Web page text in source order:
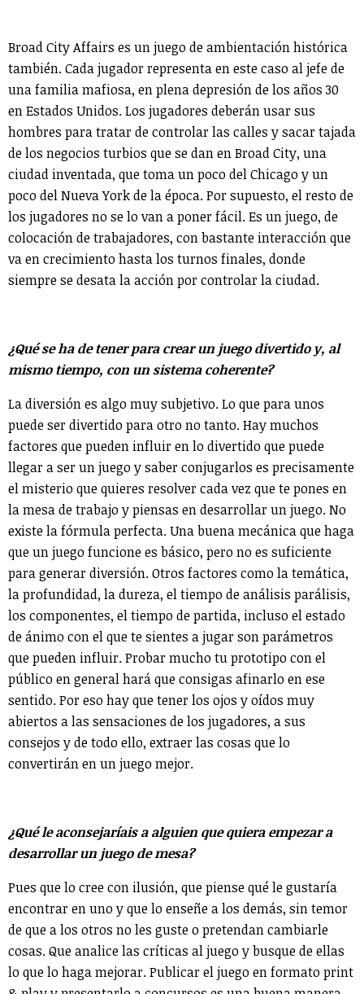
Broad City Affairs es un juego de ambientación histórica
también. Cada jugador representa en este caso al jefe de
una familia mafiosa, en plena depresión de los años 30
en Estados Unidos. Los jugadores deberán usar sus
hombres para tratar de controlar las calles y sacar tajada
de los negocios turbios que se dan en Broad City, una
ciudad inventada, que toma un poco del Chicago y un
poco del Nueva York de la época. Por supuesto, el resto de
los jugadores no se lo van a poner fácil. Es un juego, de
colocación de trabajadores, con bastante interacción que
va en crecimiento hasta los turnos finales, donde
siempre se desata la acción por controlar la ciudad.
¿Qué se ha de tener para crear un juego divertido y, al
mismo tiempo, con un sistema coherente?
La diversión es algo muy subjetivo. Lo que para unos
puede ser divertido para otro no tanto. Hay muchos
factores que pueden influir en lo divertido que puede
llegar a ser un juego y saber conjugarlos es precisamente
el misterio que quieres resolver cada vez que te pones en
la mesa de trabajo y piensas en desarrollar un juego. No
existe la fórmula perfecta. Una buena mecánica que haga
que un juego funcione es básico, pero no es suficiente
para generar diversión. Otros factores como la temática,
la profundidad, la dureza, el tiempo de análisis parálisis,
los componentes, el tiempo de partida, incluso el estado
de ánimo con el que te sientes a jugar son parámetros
que pueden influir. Probar mucho tu prototipo con el
público en general hará que consigas afinarlo en ese
sentido. Por eso hay que tener los ojos y oídos muy
abiertos a las sensaciones de los jugadores, a sus
consejos y de todo ello, extraer las cosas que lo
convertirán en un juego mejor.
¿Qué le aconsejaríais a alguien que quiera empezar a
desarrollar un juego de mesa?
Pues que lo cree con ilusión, que piense qué le gustaría
encontrar en uno y que lo enseñe a los demás, sin temor
de que a los otros no les guste o pretendan cambiarle
cosas. Que analice las críticas al juego y busque de ellas
lo que lo haga mejorar. Publicar el juego en formato print